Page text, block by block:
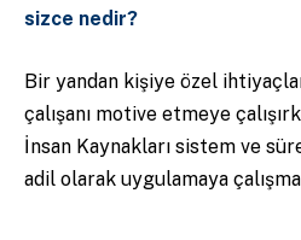
sizce nedir?
Bir yandan kişiye özel
çalışanı motive etmeye
İnsan Kaynakları sistem ve
adil olarak uygulamaya